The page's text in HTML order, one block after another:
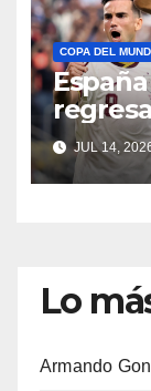
COPA DEL
delJUL 14,
Lo
Armando